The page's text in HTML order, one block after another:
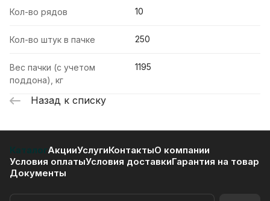
Кол-во рядов 10
Кол-во штук в пачке 250
Вес пачки (с учетом
поддона), кг
1195
Назад к списку
КаталогАкцииУслугиКонтактыО компании
Условия оплатыУсловия доставкиГарантия на товар
Документы